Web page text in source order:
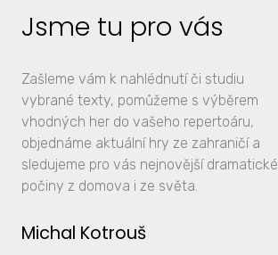
Jsme tu pro vás
Zašleme vám k nahlédnutí či studiu
vybrané texty, pomůžeme s výběrem
vhodných her do vašeho repertoáru,
objednáme aktuální hry ze zahraničí a
sledujeme pro vás nejnovější dramatické
počiny z domova i ze světa.
Michal Kotrouš